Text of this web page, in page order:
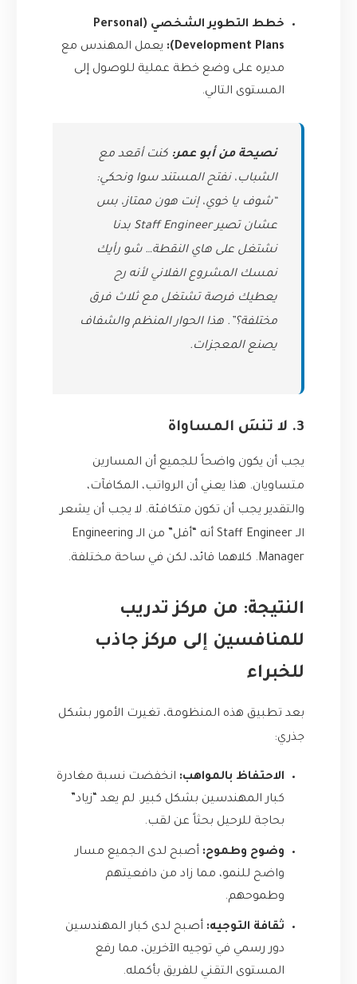
خطط التطوير الشخصي (Personal
Development Plans):
يعمل المهندس مع
مديره على وضع خطة عملية للوصول إلى
المستوى التالي.
نصيحة من أبو عمر: كنت أقعد مع
الشباب، نفتح المستند سوا ونحكي:
“شوف يا خوي، إنت هون ممتاز، بس
عشان تصير Staff Engineer بدنا
نشتغل على هاي النقطة… شو رأيك
نمسك المشروع الفلاني لأنه رح
يعطيك فرصة تشتغل مع ثلاث فرق
مختلفة؟”. هذا الحوار المنظم والشفاف
يصنع المعجزات.
3. لا تنسَ المساواة
يجب أن يكون واضحاً للجميع أن المسارين
متساويان. هذا يعني أن الرواتب، المكافآت،
والتقدير يجب أن تكون متكافئة. لا يجب أن يشعر
الـ Staff Engineer أنه “أقل” من الـ Engineering
Manager. كلاهما قائد، لكن في ساحة مختلفة.
النتيجة: من مركز تدريب
للمنافسين إلى مركز جاذب
للخبراء
بعد تطبيق هذه المنظومة، تغيرت الأمور بشكل
جذري:
الاحتفاظ بالمواهب: انخفضت نسبة مغادرة
كبار المهندسين بشكل كبير. لم يعد “زياد”
بحاجة للرحيل بحثاً عن لقب.
وضوح وطموح: أصبح لدى الجميع مسار
واضح للنمو، مما زاد من دافعيتهم
وطموحهم.
ثقافة التوجيه: أصبح لدى كبار المهندسين
دور رسمي في توجيه الآخرين، مما رفع
المستوى التقني للفريق بأكمله.